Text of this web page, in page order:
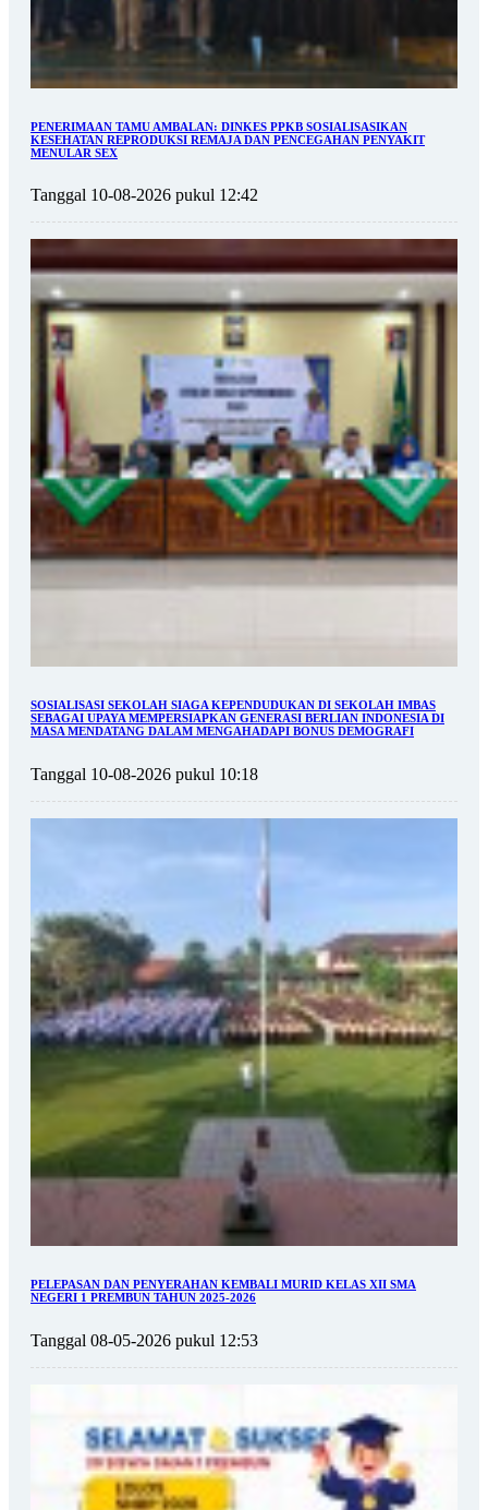
PENERIMAAN TAMU AMBALAN: DINKES PPKB SOSIALISASIKAN
KESEHATAN REPRODUKSI REMAJA DAN PENCEGAHAN PENYAKIT
MENULAR SEX
Tanggal 10-08-2026 pukul 12:42
SOSIALISASI SEKOLAH SIAGA KEPENDUDUKAN DI SEKOLAH IMBAS
SEBAGAI UPAYA MEMPERSIAPKAN GENERASI BERLIAN INDONESIA DI
MASA MENDATANG DALAM MENGAHADAPI BONUS DEMOGRAFI
Tanggal 10-08-2026 pukul 10:18
PELEPASAN DAN PENYERAHAN KEMBALI MURID KELAS XII SMA
NEGERI 1 PREMBUN TAHUN 2025-2026
Tanggal 08-05-2026 pukul 12:53